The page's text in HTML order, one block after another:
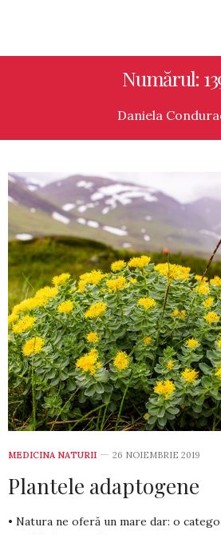
Numărul:
Daniela
MEDICINA NATURII 26 NOIEMBRIE 2019
Plantele adaptogene
• Natura ne oferă un mare dar: o